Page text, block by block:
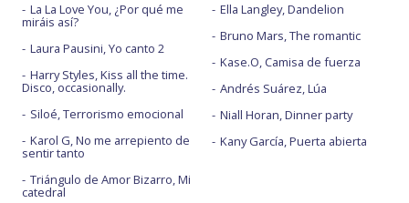
La La Love You, ¿Por qué me
miráis así?
Laura Pausini, Yo canto 2
Harry Styles, Kiss all the time.
Disco, occasionally.
Siloé, Terrorismo emocional
Karol G, No me arrepiento de
sentir tanto
Triángulo de Amor Bizarro, Mi
catedral
Ella Langley, Dandelion
Bruno Mars, The romantic
Kase.O, Camisa de fuerza
Andrés Suárez, Lúa
Niall Horan, Dinner party
Kany García, Puerta abierta